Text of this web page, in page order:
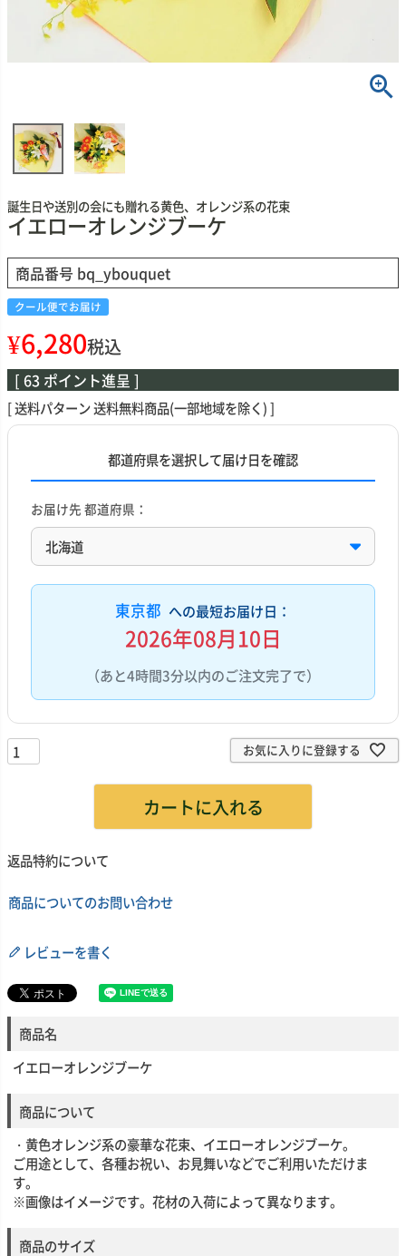
誕生日や送別の会にも贈れる黄色、オレンジ系の花束
イエローオレンジブーケ
商品番号 bq_ybouquet
クール便でお届け
¥6,280税込
[ 63 ポイント進呈 ]
送料パターン送料無料商品(一部地域を除く)
都道府県を選択して届け日を確認
お届け先 都道府県：
東京都 への最短お届け日：
2026年08月10日
（あと4時間3分以内のご注文完了で）
お気に入りに登録する
カートに入れる
返品特約について
商品についてのお問い合わせ
レビューを書く
商品名
イエローオレンジブーケ
商品について
・黄色オレンジ系の豪華な花束、イエローオレンジブーケ。
ご用途として、各種お祝い、お見舞いなどでご利用いただけま
す。
※画像はイメージです。花材の入荷によって異なります。
商品のサイズ